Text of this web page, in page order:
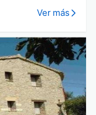
Ver más